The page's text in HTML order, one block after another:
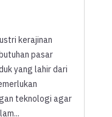
kerajinan
pasar
yang lahir dari
teknologi agar